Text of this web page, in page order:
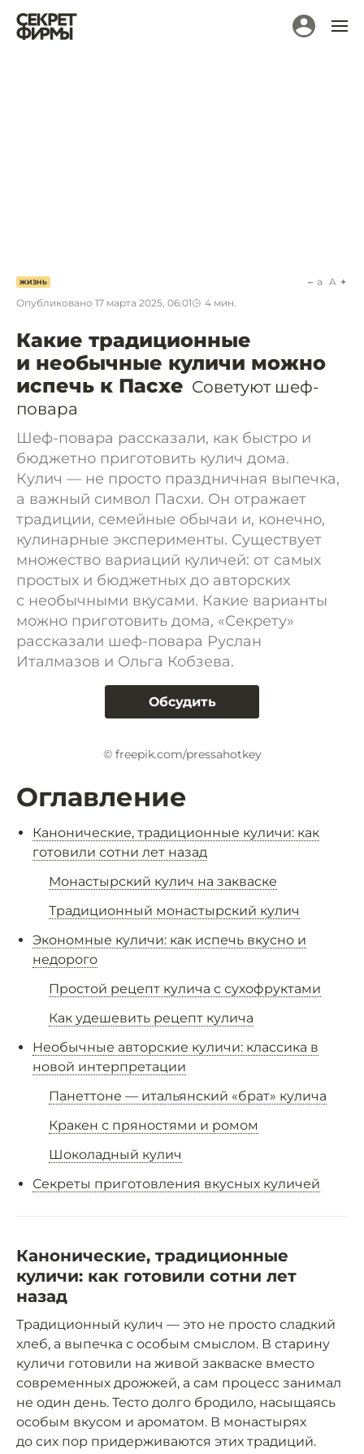
ЖИЗНЬ
Опубликовано 17 марта 2025, 06:01 4 мин.
a A
Какие традиционные
и необычные куличи можно
испечь к Пасхе Советуют шеф-
повара
Шеф-повара рассказали, как быстро и
бюджетно приготовить кулич дома.
Кулич — не просто праздничная выпечка,
а важный символ Пасхи. Он отражает
традиции, семейные обычаи и, конечно,
кулинарные эксперименты. Существует
множество вариаций куличей: от самых
простых и бюджетных до авторских
с необычными вкусами. Какие варианты
можно приготовить дома, «Секрету»
рассказали шеф-повара Руслан
Италмазов и Ольга Кобзева.
Обсудить
© freepik.com/pressahotkey
Оглавление
Канонические, традиционные куличи: как
готовили сотни лет назад
Монастырский кулич на закваске
Традиционный монастырский кулич
Экономные куличи: как испечь вкусно и
недорого
Простой рецепт кулича с сухофруктами
Как удешевить рецепт кулича
Необычные авторские куличи: классика в
новой интерпретации
Панеттоне — итальянский «брат» кулича
Кракен с пряностями и ромом
Шоколадный кулич
Секреты приготовления вкусных куличей
Канонические, традиционные
куличи: как готовили сотни лет
назад
Традиционный кулич — это не просто сладкий
хлеб, а выпечка с особым смыслом. В старину
куличи готовили на живой закваске вместо
современных дрожжей, а сам процесс занимал
не один день. Тесто долго бродило, насыщаясь
особым вкусом и ароматом. В монастырях
до сих пор придерживаются этих традиций.